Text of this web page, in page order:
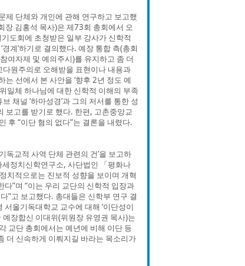
단체와 개인에 관해 연구하고 보고했
장 김홍석 목사)은 제73회 총회에서 오
도회에 초청받은 일부 강사가 신학적
계’하기로 결의했다. 예장 통합 측(총회
여자제 및 예의주시)를 유지하고 좀 더
원주의로 오해받을 표현이나 내용과
선에서 본 사안을 ‘향후 2년 정도 예
일체 하나님에 대한 신학적 이해의 부족
채널 ‘하마성경’과 그의 저서를 통한 성
보고를 받기로 했다. 한편, 고촌중앙교
후 “이단 혐의 없다”는 결론을 내렸다.
독교적 사역 단체 관련의 건’을 보고하
정치신학연구소, 사단법인 「평화나
치적으로는 진보적 성향을 보이며 개혁
”며 “이는 우리 교단의 신학적 입장과
”고 보고했다. 총대들은 신학부 연구 결
울기독대학교 교수에 대해 ‘이단성이
예장합신 이대위(위원장 유영권 목사)는
교단 총회에서는 예년에 비해 이단 등
더 신속하게 이뤄지길 바라는 목소리가